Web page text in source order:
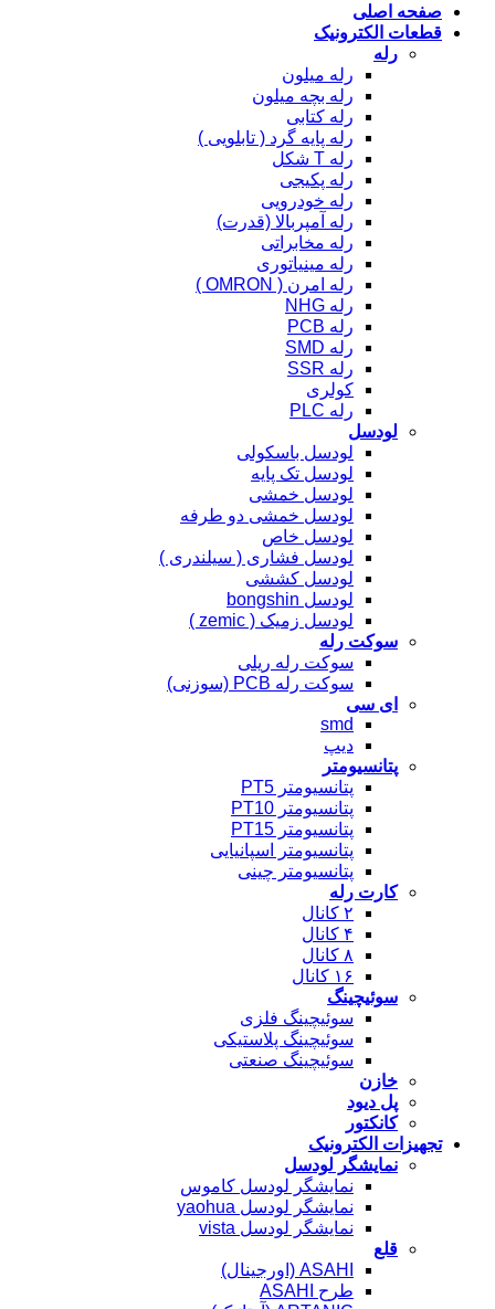
صفحه اصلی
قطعات الکترونیک
رله
رله میلون
رله بچه میلون
رله کتابی
رله پایه گرد ( تابلویی )
رله T شکل
رله پکیجی
رله خودرویی
رله آمپربالا (قدرت)
رله مخابراتی
رله مینیاتوری
رله امرن ( OMRON )
رله NHG
رله PCB
رله SMD
رله SSR
کولری
رله PLC
لودسل
لودسل باسکولی
لودسل تک پایه
لودسل خمشی
لودسل خمشی دو طرفه
لودسل خاص
لودسل فشاری ( سیلندری )
لودسل کششی
لودسل bongshin
لودسل زمیک ( zemic )
سوکت رله
سوکت رله ریلی
سوکت رله PCB (سوزنی)
ای سی
smd
دیپ
پتانسیومتر
پتانسیومتر PT5
پتانسیومتر PT10
پتانسیومتر PT15
پتانسیومتر اسپانیایی
پتانسیومتر چینی
کارت رله
۲ کانال
۴ کانال
۸ کانال
۱۶ کانال
سوئیچینگ
سوئیچینگ فلزی
سوئیچینگ پلاستیکی
سوئیچینگ صنعتی
خازن
پل دیود
کانکتور
تجهیزات الکترونیک
نمایشگر لودسل
نمایشگر لودسل کاموس
نمایشگر لودسل yaohua
نمایشگر لودسل vista
قلع
ASAHI (اورجینال)
طرح ASAHI